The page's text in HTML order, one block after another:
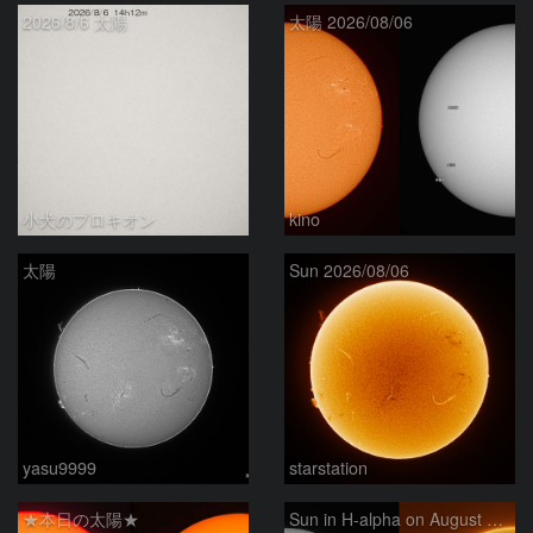
2026/8/6 太陽
小犬のプロキオン
太陽 2026/08/06
kino
太陽
yasu9999
Sun 2026/08/06
starstation
★本日の太陽★ Sun in H-alpha on August 6, 2026